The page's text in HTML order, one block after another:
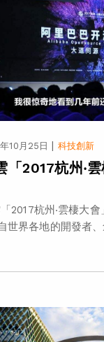
10月25日 | 科技創新
「2017杭州‧
2017杭州‧雲棲大
世界各地的開發者